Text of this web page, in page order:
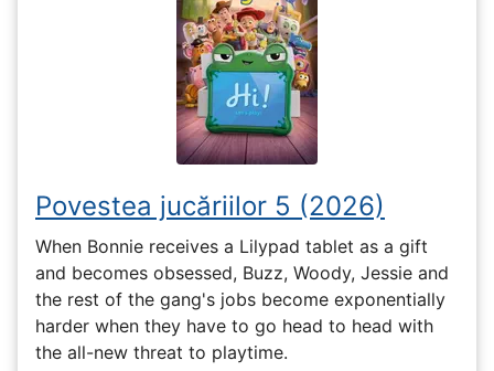
Povestea jucăriilor 5 (2026)
When Bonnie receives a Lilypad tablet as a gift
and becomes obsessed, Buzz, Woody, Jessie and
the rest of the gang's jobs become exponentially
harder when they have to go head to head with
the all-new threat to playtime.